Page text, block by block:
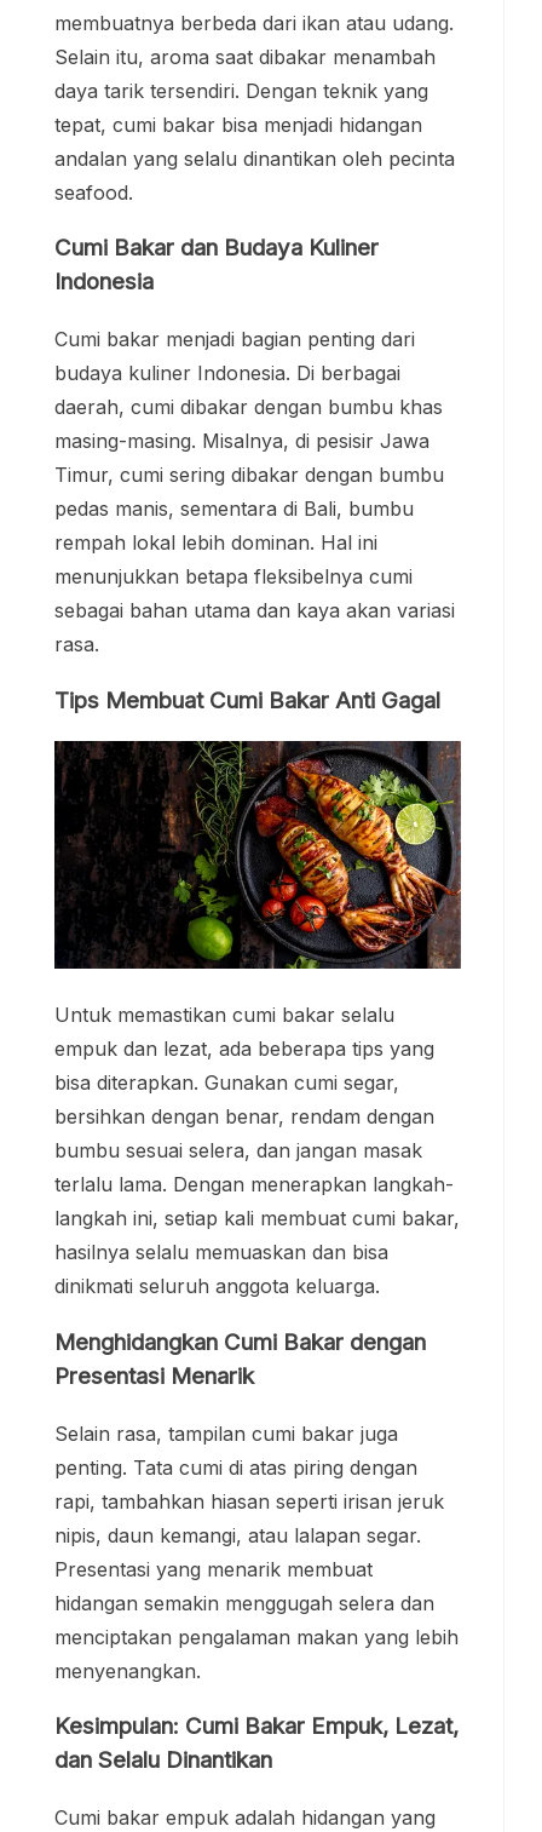
membuatnya berbeda dari ikan atau udang.
Selain itu, aroma saat dibakar menambah
daya tarik tersendiri. Dengan teknik yang
tepat, cumi bakar bisa menjadi hidangan
andalan yang selalu dinantikan oleh pecinta
seafood.
Cumi Bakar dan Budaya Kuliner
Indonesia
Cumi bakar menjadi bagian penting dari
budaya kuliner Indonesia. Di berbagai
daerah, cumi dibakar dengan bumbu khas
masing-masing. Misalnya, di pesisir Jawa
Timur, cumi sering dibakar dengan bumbu
pedas manis, sementara di Bali, bumbu
rempah lokal lebih dominan. Hal ini
menunjukkan betapa fleksibelnya cumi
sebagai bahan utama dan kaya akan variasi
rasa.
Tips Membuat Cumi Bakar Anti Gagal
Untuk memastikan cumi bakar selalu
empuk dan lezat, ada beberapa tips yang
bisa diterapkan. Gunakan cumi segar,
bersihkan dengan benar, rendam dengan
bumbu sesuai selera, dan jangan masak
terlalu lama. Dengan menerapkan langkah-
langkah ini, setiap kali membuat cumi bakar,
hasilnya selalu memuaskan dan bisa
dinikmati seluruh anggota keluarga.
Menghidangkan Cumi Bakar dengan
Presentasi Menarik
Selain rasa, tampilan cumi bakar juga
penting. Tata cumi di atas piring dengan
rapi, tambahkan hiasan seperti irisan jeruk
nipis, daun kemangi, atau lalapan segar.
Presentasi yang menarik membuat
hidangan semakin menggugah selera dan
menciptakan pengalaman makan yang lebih
menyenangkan.
Kesimpulan: Cumi Bakar Empuk, Lezat,
dan Selalu Dinantikan
Cumi bakar empuk adalah hidangan yang